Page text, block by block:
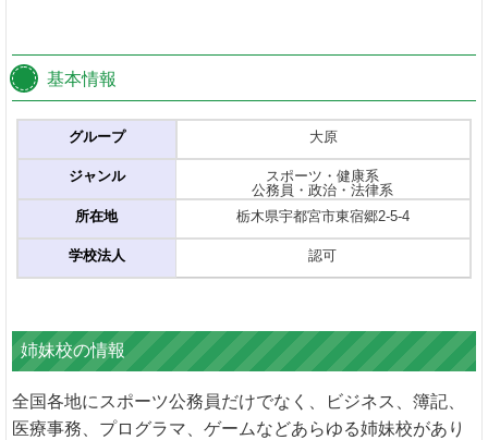
基本情報
グループ
ジャンル
所在地
学校法人
大原
スポーツ・健康系
公務員・政治・法律系
栃木県宇都宮市東宿郷2-5-4
認可
姉妹校の情報
全国各地にスポーツ公務員だけでなく、ビジネス、簿記、
医療事務、プログラマ、ゲームなどあらゆる姉妹校があり